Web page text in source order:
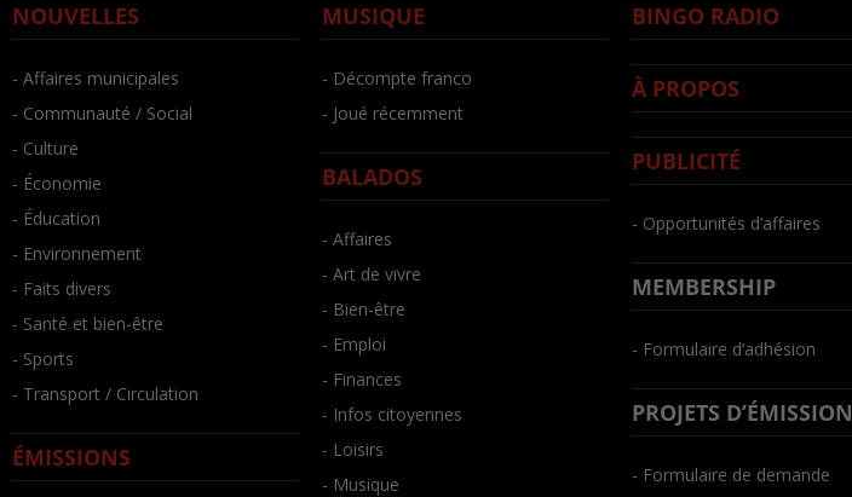
NOUVELLES
- Affaires municipales
- Communauté / Social
- Culture
- Économie
- Éducation
- Environnement
- Faits divers
- Santé et bien-être
- Sports
- Transport / Circulation
ÉMISSIONS
MUSIQUE
- Décompte franco
- Joué récemment
BALADOS
- Affaires
- Art de vivre
- Bien-être
- Emploi
- Finances
- Infos citoyennes
- Loisirs
- Musique
BINGO RADIO
À PROPOS
PUBLICITÉ
- Opportunités d’affaires
MEMBERSHIP
- Formulaire d’adhésion
PROJETS D’ÉMISSION
- Formulaire de demande